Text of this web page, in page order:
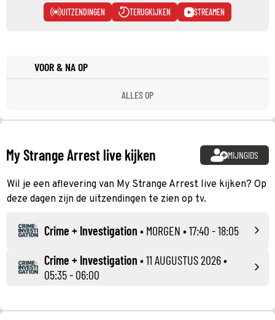
UITZENDINGEN TERUGKIJKEN STREAMEN
VOOR & NA OP
ALLES OP
My Strange Arrest live kijken MIJNGIDS
Wil je een aflevering van My Strange Arrest live kijken? Op
deze dagen zijn de uitzendingen te zien op tv.
Crime + Investigation • MORGEN • 17:40 - 18:05
Crime + Investigation •11 AUGUSTUS 2026•
05:35 - 06:00